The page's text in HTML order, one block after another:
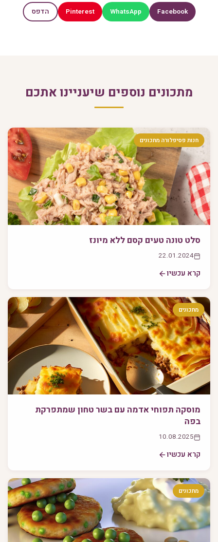
Facebook
WhatsApp
Pinterest הדפס
מתכונים נוספים שיעניינו אתכם
חנות פסיפלורה מתכונים
סלט טונה טעים קסם ללא מיונז
22.01.2024
קרא עכשיו
מתכונים
מוסקה תפוחי אדמה עם בשר טחון שמתפרקת
בפה
10.08.2025
קרא עכשיו
מתכונים